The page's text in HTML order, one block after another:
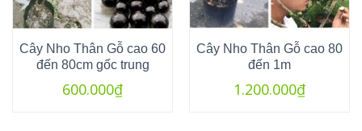
Cây Nho Thân Gỗ cao 60
đến 80cm gốc trung
600.000₫
Cây Nho Thân Gỗ cao 80
đến 1m
1.200.000₫